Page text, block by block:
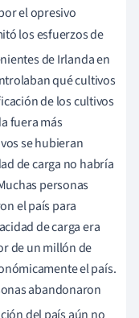
el opresivo
los esfuerzos de
de Irlanda en
qué cultivos
de los cultivos
fuera más
se hubieran
de carga no habría
personas
el país para
de carga era
de un millón de
el país.
abandonaron